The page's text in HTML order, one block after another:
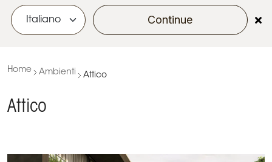
Continue
Home Ambienti Attico
Attico